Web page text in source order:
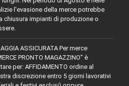
l'evasione della merce potrebbe
chiusura impianti di produzione o
ASSICURATA Per merce
PRONTO MAGAZZINO" è
per: AFFIDAMENTO ordine al
discrezione entro 5 giorni lavorativi